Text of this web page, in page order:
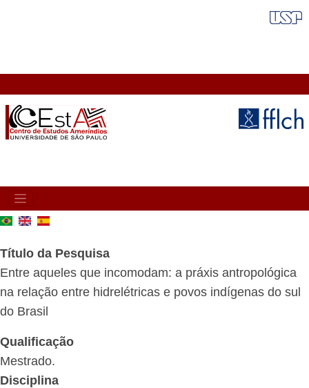
MAIN
NAVIGATION
Título da Pesquisa
Entre aqueles que incomodam: a práxis antropológica
na relação entre hidrelétricas e povos indígenas do sul
do Brasil
Qualificação
Mestrado.
Disciplina